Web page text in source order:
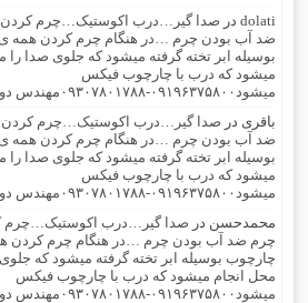
dolati در صدا گیر…درب اکوستیک…چرم کردن
ضد آب بودن چرم …در هنگام چرم کردن همه
بوسیله ابر تخته گرفته میشود که جلوی صدا را
میشود که درب با چارچوب فیکس
میشود۰۹۱۹۶۳۷۵۸۰۰-۰۹۳۰۷۸۰۱۷۸۸مهندس دولتی
باقری در صدا گیر…درب اکوستیک…چرم کردن
ضد آب بودن چرم …در هنگام چرم کردن همه
بوسیله ابر تخته گرفته میشود که جلوی صدا را
میشود که درب با چارچوب فیکس
میشود۰۹۱۹۶۳۷۵۸۰۰-۰۹۳۰۷۸۰۱۷۸۸مهندس دولتی
محمدحسن در صدا گیر…درب اکوستیک…چرم
چرم ضد آب بودن چرم …در هنگام چرم کردن
چارچوب بوسیله ابر تخته گرفته میشود که جلوی
محل انجام میشود که درب با چارچوب فیکس
میشود۰۹۱۹۶۳۷۵۸۰۰-۰۹۳۰۷۸۰۱۷۸۸مهندس دولتی